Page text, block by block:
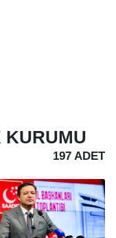
KURUMU
197 ADET